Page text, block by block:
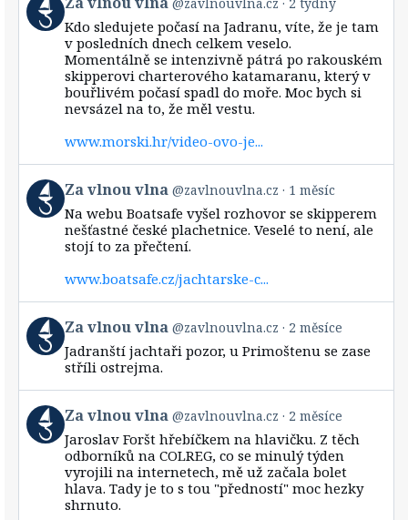
post
by
Bluesky
Kdo sledujete počasí na Jadranu, víte, že je tam
v posledních dnech celkem veselo.
Momentálně se intenzivně pátrá po rakouském
skipperovi charterového katamaranu, který v
bouřlivém počasí spadl do moře. Moc bych si
nevsázel na to, že měl vestu.
www.morski.hr/video-ovo-je...
View
post
by
Za vlnou vlna @zavlnouvlna.cz 1 měsíc
Na webu Boatsafe vyšel rozhovor se skipperem
nešťastné české plachetnice. Veselé to není, ale
stojí to za přečtení.
www.boatsafe.cz/jachtarske-c...
View
post
by
vlnou
vlna
on
Bluesky
Za vlnou vlna @zavlnouvlna.cz 2 měsíce
Jadranští jachtaři pozor, u Primoštenu se zase
stříli ostrejma.
View
post
by
Za vlnou vlna @zavlnouvlna.cz 2 měsíce
Jaroslav Foršt hřebíčkem na hlavičku. Z těch
odborníků na COLREG, co se minulý týden
vyrojili na internetech, mě už začala bolet
hlava. Tady je to s tou "předností" moc hezky
shrnuto.